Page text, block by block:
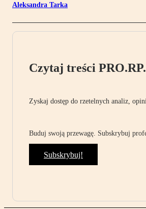
Aleksandra Tarka
Czytaj treści
Zyskaj dostęp do rzetelnych analiz,
Buduj swoją przewagę. Subskrybuj
Subskrybuj!